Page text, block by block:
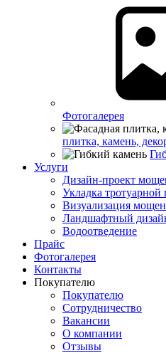
Фотогалерея
плитка, камень,
Услуги
Дизайн-проект
Укладка тротуарной
Визуализация
Ландшафтный
Водоотведение
Прайс
Фотогалерея
Контакты
Покупателю
Покупателю
Сотрудничество
Вакансии
О компании
Отзывы